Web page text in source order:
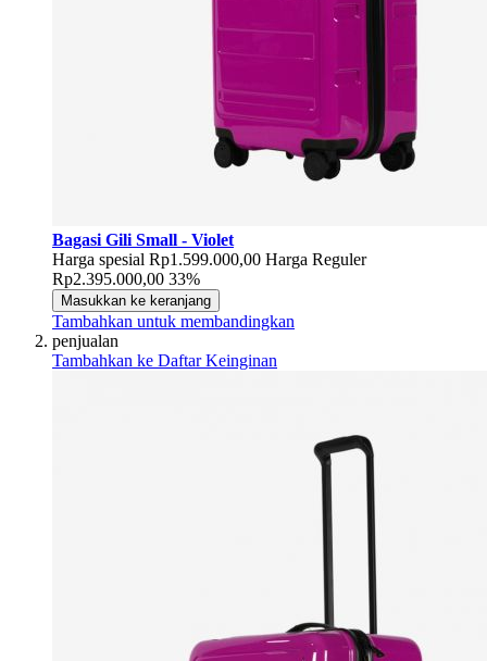
Bagasi Gili Small - Violet
Harga spesial Rp1.599.000,00 Harga Reguler
Rp2.395.000,00 33%
Masukkan ke keranjang
Tambahkan untuk membandingkan
penjualan
Tambahkan ke Daftar Keinginan